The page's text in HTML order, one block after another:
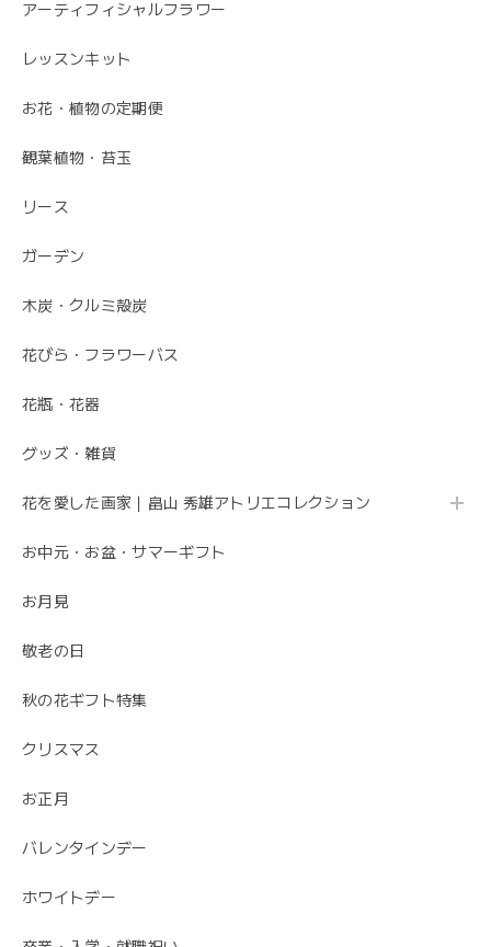
アーティフィシャルフラワー
レッスンキット
お花・植物の定期便
観葉植物・苔玉
リース
ガーデン
木炭・クルミ殻炭
花びら・フラワーバス
花瓶・花器
グッズ・雑貨
花を愛した画家｜畠山 秀雄アトリエコレクション
お中元・お盆・サマーギフト
お月見
敬老の日
秋の花ギフト特集
クリスマス
お正月
バレンタインデー
ホワイトデー
お花をお作りさせて頂きますので よろしくお願
お願いします。 岩岡
の為にこれからも喜ばれるお花を お届けさせて
2020/05/11
先方さんがお洒落なお花だと喜んでくれました。 ありがと